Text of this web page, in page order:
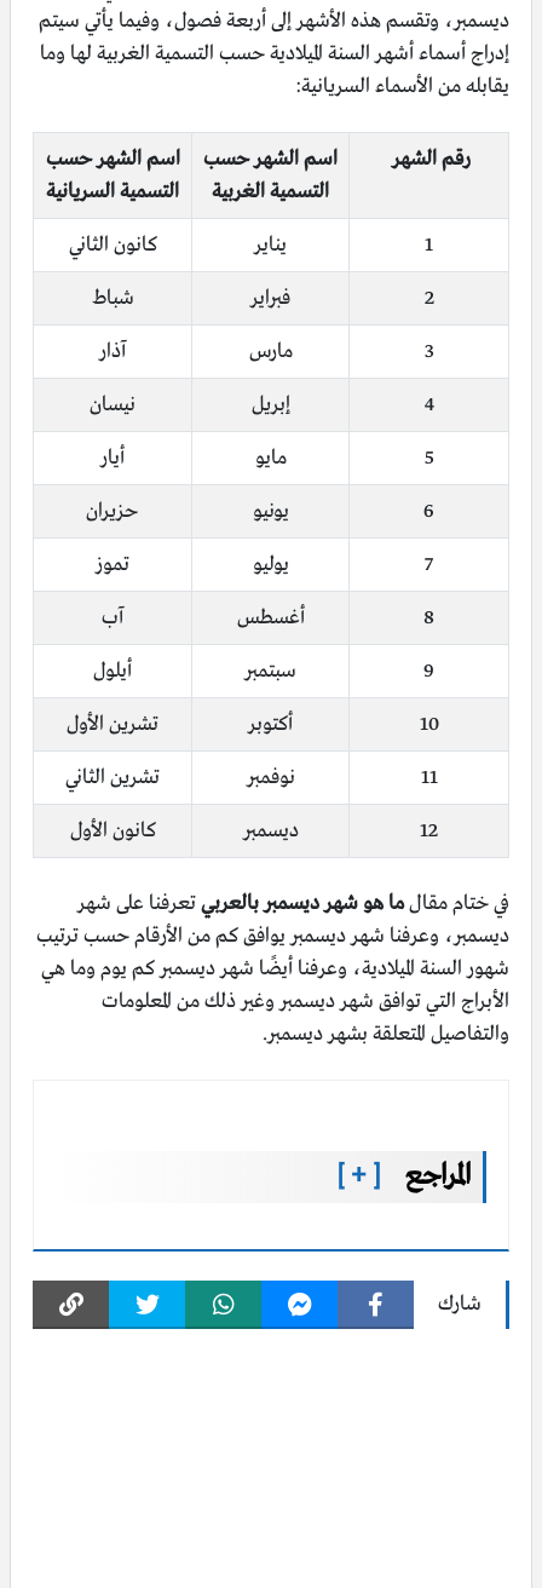
ديسمبر، وتقسم هذه الأشهر إلى أربعة فصول، وفيما يأتي سيتم
إدراج أسماء أشهر السنة الميلادية حسب التسمية الغربية لها وما
يقابله من الأسماء السريانية:
رقم الشهر
اسم الشهر حسب
التسمية الغربية
اسم الشهر حسب
التسمية السريانية
1 يناير كانون الثاني
2 فبراير شباط
3 مارس آذار
4 إبريل نيسان
5 مايو أيار
6 يونيو حزيران
7 يوليو تموز
8 أغسطس آب
9 سبتمبر أيلول
10 أكتوبر تشرين الأول
11 نوفمبر تشرين الثاني
12 ديسمبر كانون الأول
في ختام مقالما هو شهر ديسمبر بالعربيتعرفنا على شهر
ديسمبر، وعرفنا شهر ديسمبر يوافق كم من الأرقام حسب ترتيب
شهور السنة الميلادية، وعرفنا أيضًا شهر ديسمبر كم يوم وما هي
الأبراج التي توافق شهر ديسمبر وغير ذلك من المعلومات
والتفاصيل المتعلقة بشهر ديسمبر.
المراجع [ + ]
شارك